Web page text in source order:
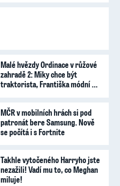
Malé hvězdy Ordinace v růžové
zahradě 2: Miky chce být
traktorista, Františka módní …
MČR v mobilních hrách si pod
patronát bere Samsung. Nově
se počítá i s Fortnite
Takhle vytočeného Harryho jste
nezažili! Vadí mu to, co Meghan
miluje!